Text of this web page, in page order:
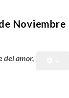
Noviembre
del amor,